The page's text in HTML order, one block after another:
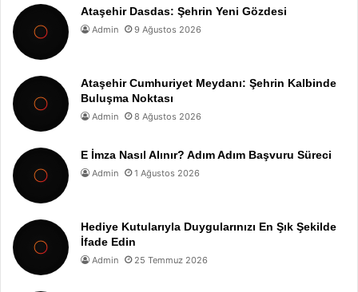
Ataşehir Dasdas: Şehrin Yeni Gözdesi
Admin 9 Ağustos 2026
Ataşehir Cumhuriyet Meydanı: Şehrin Kalbinde
Buluşma Noktası
Admin 8 Ağustos 2026
E İmza Nasıl Alınır? Adım Adım Başvuru Süreci
Admin 1 Ağustos 2026
Hediye Kutularıyla Duygularınızı En Şık Şekilde
İfade Edin
Admin 25 Temmuz 2026